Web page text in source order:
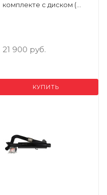
комплекте с диском (
21 900 руб.
КУПИТЬ